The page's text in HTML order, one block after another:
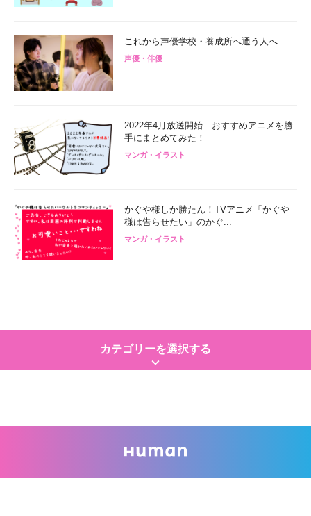
これから声優学校・養成所へ通う人へ
声優・俳優
2022年4月放送開始 おすすめアニメを勝
手にまとめてみた！
マンガ・イラスト
かぐや様しか勝たん！TVアニメ「かぐや
様は告らせたい」のかぐ...
マンガ・イラスト
カテゴリーを選択する
keyboard_arrow_down